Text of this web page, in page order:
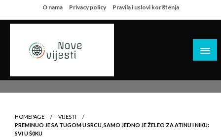
to
O nama Privacy policy Pravila i uslovi korištenja
HOMEPAGE
VIJESTI
PREMINUO JE SA TUGOM U SRCU, SAMO JEDNO JE ŽELEO ZA ATINU I NIKU:
SVI U Š0KU